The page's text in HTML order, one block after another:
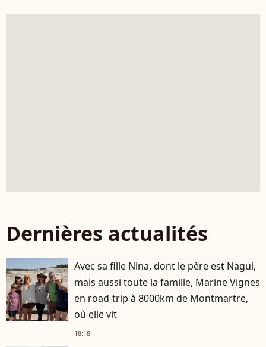
Dernières actualités
Avec sa fille Nina, dont le père est Nagui,
mais aussi toute la famille, Marine Vignes
en road-trip à 8000km de Montmartre,
où elle vit
18:18